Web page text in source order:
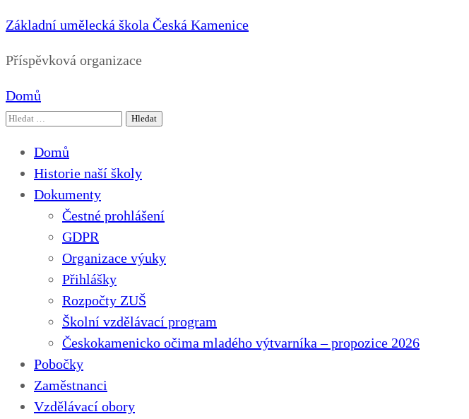
Základní umělecká škola Česká Kamenice
Příspěvková organizace
Domů
Vyhledávání
Domů
Historie naší školy
Dokumenty
Čestné prohlášení
GDPR
Organizace výuky
Přihlášky
Rozpočty ZUŠ
Školní vzdělávací program
Českokamenicko očima mladého výtvarníka – propozice 2026
Pobočky
Zaměstnanci
Vzdělávací obory